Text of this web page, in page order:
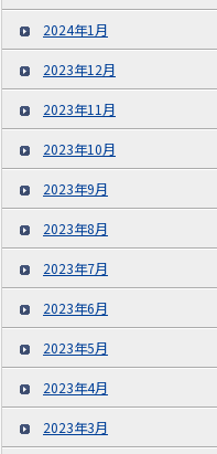
2024年1月
2023年12月
2023年11月
2023年10月
2023年9月
2023年8月
2023年7月
2023年6月
2023年5月
2023年4月
2023年3月